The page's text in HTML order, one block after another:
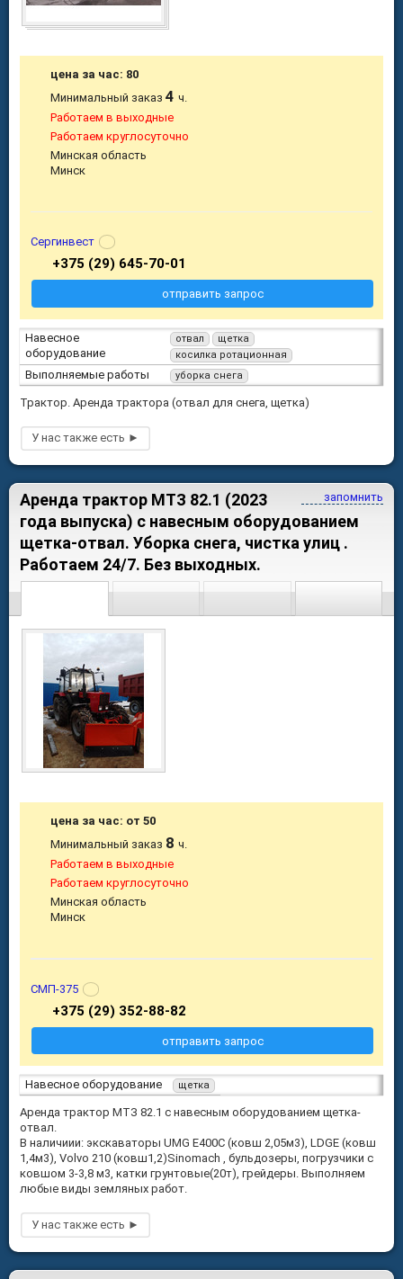
Навесное
оборудование
отвал
щетка
косилка ротационная
Выполняемые работы уборка снега
Трактор. Аренда трактора (отвал для снега, щетка)
цена за час: 80
Минимальный заказ4ч.
Работаем в выходные
Работаем круглосуточно
Минская область
Минск
Сергинвест
+375 (29) 645-70-01
отправить запрос
запомнить
Аренда трактор МТЗ 82.1 (2023
года выпуска) с навесным оборудованием
щетка-отвал. Уборка снега, чистка улиц .
Работаем 24/7. Без выходных.
Навесное оборудование щетка
Аренда трактор МТЗ 82.1 с навесным оборудованием щетка-
отвал.
В наличиии: экскаваторы UMG E400C (ковш 2,05м3), LDGE (ковш
1,4м3), Volvo 210 (ковш1,2)Sinomach , бульдозеры, погрузчики с
ковшом 3-3,8 м3, катки грунтовые(20т), грейдеры. Выполняем
любые виды земляных работ.
цена за час: от 50
Минимальный заказ 8ч.
Работаем в выходные
Работаем круглосуточно
Минская область
Минск
СМП-375
+375 (29) 352-88-82
отправить запрос